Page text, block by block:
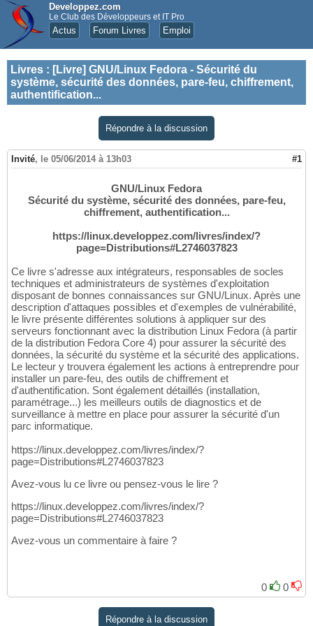
Developpez.com
Le Club des Développeurs et IT Pro
Actus Forum Livres Emploi
Livres : [Livre] GNU/Linux Fedora - Sécurité du
système, sécurité des données, pare-feu, chiffrement,
authentification...
Répondre à la discussion
Invité, le 05/06/2014 à 13h03 #1
GNU/Linux Fedora
Sécurité du système, sécurité des données, pare-feu,
chiffrement, authentification...
https://linux.developpez.com/livres/index/?
page=Distributions#L2746037823
Ce livre s'adresse aux intégrateurs, responsables de socles
techniques et administrateurs de systèmes d'exploitation
disposant de bonnes connaissances sur GNU/Linux. Après une
description d'attaques possibles et d'exemples de vulnérabilité,
le livre présente différentes solutions à appliquer sur des
serveurs fonctionnant avec la distribution Linux Fedora (à partir
de la distribution Fedora Core 4) pour assurer la sécurité des
données, la sécurité du système et la sécurité des applications.
Le lecteur y trouvera également les actions à entreprendre pour
installer un pare-feu, des outils de chiffrement et
d'authentification. Sont également détaillés (installation,
paramétrage...) les meilleurs outils de diagnostics et de
surveillance à mettre en place pour assurer la sécurité d'un
parc informatique.
https://linux.developpez.com/livres/index/?
page=Distributions#L2746037823
Avez-vous lu ce livre ou pensez-vous le lire ?
https://linux.developpez.com/livres/index/?
page=Distributions#L2746037823
Avez-vous un commentaire à faire ?
0 0
Répondre à la discussion